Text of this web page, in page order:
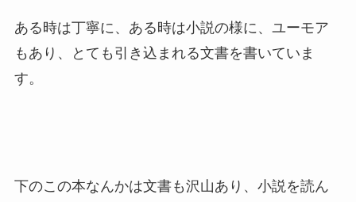
ある時は丁寧に、ある時は小説の様に、ユーモア
もあり、とても引き込まれる文書を書いていま
す。
下のこの本なんかは文書も沢山あり、小説を読ん